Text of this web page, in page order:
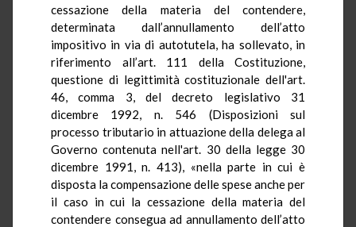
cessazione della materia del contendere,
determinata dall’annullamento dell’atto
impositivo in via di autotutela, ha sollevato, in
riferimento all’art. 111 della Costituzione,
questione di legittimità costituzionale dell'art.
46, comma 3, del decreto legislativo 31
dicembre 1992, n. 546 (Disposizioni sul
processo tributario in attuazione della delega al
Governo contenuta nell'art. 30 della legge 30
dicembre 1991, n. 413), «nella parte in cui è
disposta la compensazione delle spese anche per
il caso in cui la cessazione della materia del
contendere consegua ad annullamento dell’atto